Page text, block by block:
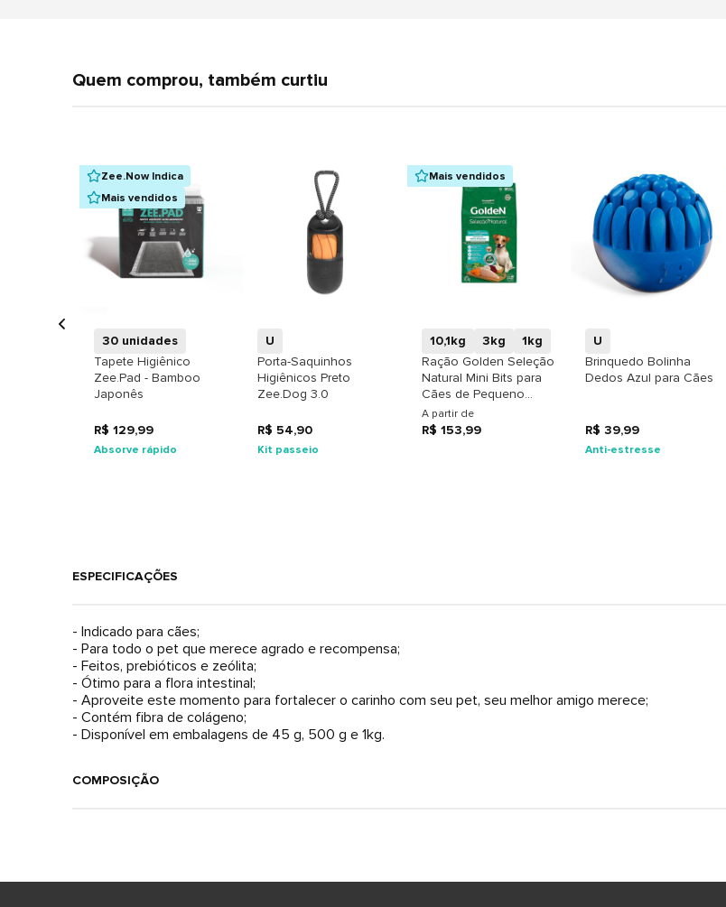
Quem comprou, também curtiu
Zee.Now Indica
Mais vendidos
+
30 unidades
Tapete Higiênico
Zee.Pad - Bamboo
Japonês
R$ 129,99
Absorve rápido
U
Porta-Saquinhos
Higiênicos Preto
Zee.Dog 3.0
R$ 54,90
Kit passeio
Mais vendidos
10,1kg 3kg
1kg
Ração Golden Seleção
Natural Mini Bits para
Cães de Pequeno
Porte Adultos sabor
Frango & Arroz
A partir de
R$ 153,99
+
U
Brinquedo Bolinha
Dedos Azul para Cães
R$ 39,99
Anti-estresse
ESPECIFICAÇÕES
- Indicado para cães;
- Para todo o pet que merece agrado e recompensa;
- Feitos, prebióticos e zeólita;
- Ótimo para a flora intestinal;
- Aproveite este momento para fortalecer o carinho com seu pet, seu melhor amigo merece;
- Contém fibra de colágeno;
- Disponível em embalagens de 45 g, 500 g e 1kg.
COMPOSIÇÃO